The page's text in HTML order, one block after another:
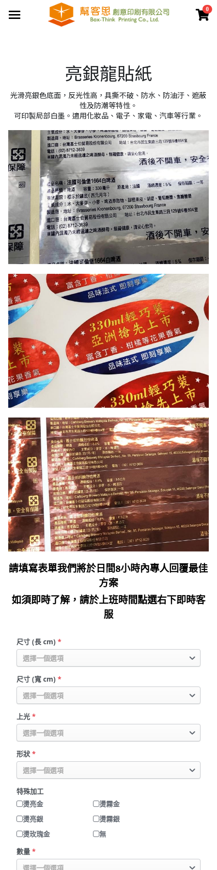
0
客製印刷包裝
結構設計打樣中心
彩盒包裝
客製提袋
陳列架包裝
貼紙印刷
文宣品印刷
聯盒打樣生產中心
服務案例
價格專區
檔案上傳區
常見問題
登錄/註冊
Line 即時客服
亮銀龍貼紙
光滑亮銀色底面，反光性高，具撕不破、防水、防油汙、遮蔽
性及防潮等特性。
可印製局部白墨。適用化妝品、電子、家電、汽車等行業。
請填寫表單我們將於日間8小時內專人回覆最佳
方案
如須即時了解，請於上班時間點選右下即時客
服
尺寸 (長 cm)*
選擇一個選項
尺寸 (寬 cm)*
選擇一個選項
上光*
選擇一個選項
形狀*
選擇一個選項
特殊加工
燙亮金
燙霧金
燙亮銀
燙霧銀
燙玫瑰金
無
數量*
選擇一個選項
×
商品分類
節慶公版包裝盒
公版提袋
公版天地盒
公版手提盒
公版掀蓋盒
公版派盒
公版抽屜盒
公版酒盒
公版抽屜式提盒
公版雙扣提盒
公版T型提盒
素色系列公版盒
宅配外箱
收納紙箱